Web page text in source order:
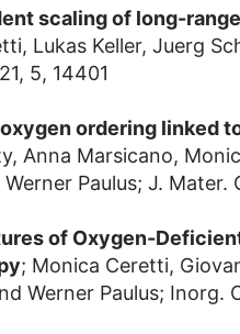
scaling of long-
Lukas Keller, Juerg
5, 14401
ordering linked
Anna Marsicano,
Paulus; J.
of Oxygen-
; Monica Ceretti,
Werner Paulus;